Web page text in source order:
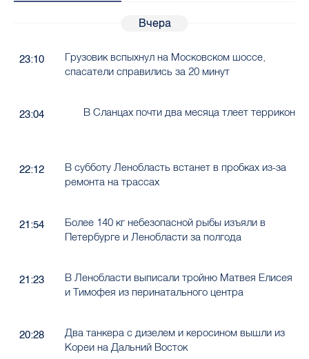
Вчера
23:10
Грузовик вспыхнул на Московском шоссе,
спасатели справились за 20 минут
23:04 В Сланцах почти два месяца тлеет террикон
22:12
В субботу Ленобласть встанет в пробках из-за
ремонта на трассах
21:54
Более 140 кг небезопасной рыбы изъяли в
Петербурге и Ленобласти за полгода
21:23
В Ленобласти выписали тройню Матвея Елисея
и Тимофея из перинатального центра
20:28
Два танкера с дизелем и керосином вышли из
Кореи на Дальний Восток